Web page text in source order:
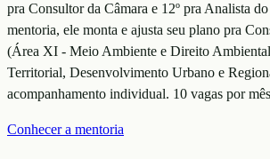
pra Consultor da Câmara e 12º pra Analista
mentoria, ele monta e ajusta seu plano pra
(Área XI - Meio Ambiente e Direito
Territorial, Desenvolvimento Urbano e
acompanhamento individual. 10 vagas por
Conhecer a mentoria